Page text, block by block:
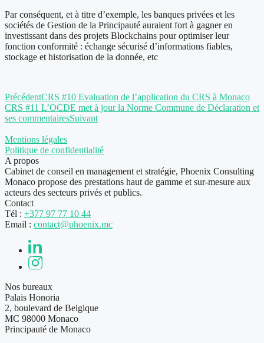
Par conséquent, et à titre d’exemple, les banques privées et les
sociétés de Gestion de la Principauté auraient fort à gagner en
investissant dans des projets Blockchains pour optimiser leur
fonction conformité : échange sécurisé d’informations fiables,
stockage et historisation de la donnée, etc
PrécédentCRS #10 Evaluation de l’application du CRS à Monaco
CRS #11 L’OCDE met à jour la Norme Commune de Déclaration et
ses commentairesSuivant
Mentions légales
Politique de confidentialité
A propos
Cabinet de conseil en management et stratégie, Phoenix Consulting
Monaco propose des prestations haut de gamme et sur-mesure aux
acteurs des secteurs privés et publics.
Contact
Tél : +377 97 77 10 44
Email : contact@phoenix.mc
Nos bureaux
Palais Honoria
2, boulevard de Belgique
MC 98000 Monaco
Principauté de Monaco